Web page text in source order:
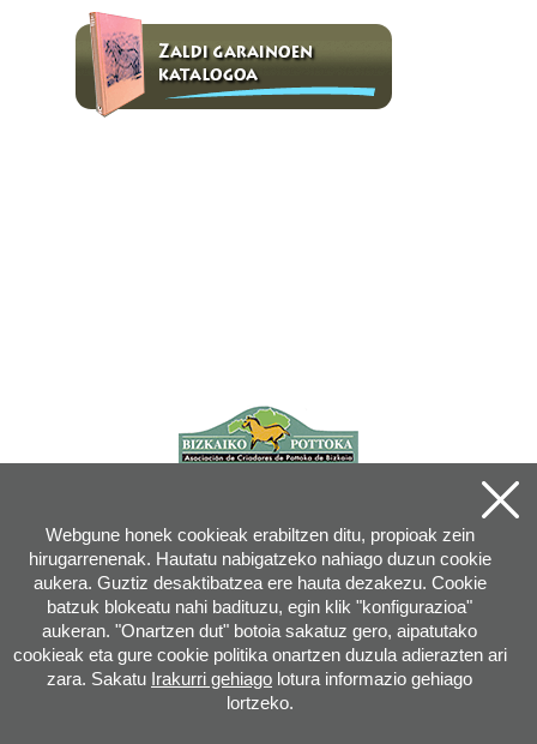
Webgune honek cookieak erabiltzen ditu, propioak zein
hirugarrenenak. Hautatu nabigatzeko nahiago duzun cookie
aukera. Guztiz desaktibatzea ere hauta dezakezu. Cookie
batzuk blokeatu nahi badituzu, egin klik "konfigurazioa"
aukeran. "Onartzen dut" botoia sakatuz gero, aipatutako
cookieak eta gure cookie politika onartzen duzula adierazten ari
zara. Sakatu Irakurri gehiago lotura informazio gehiago
lortzeko.